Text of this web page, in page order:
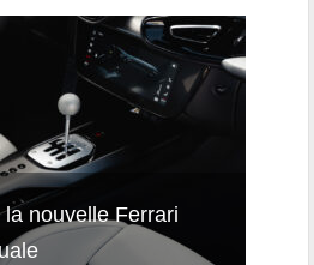
nouvelle Ferrari